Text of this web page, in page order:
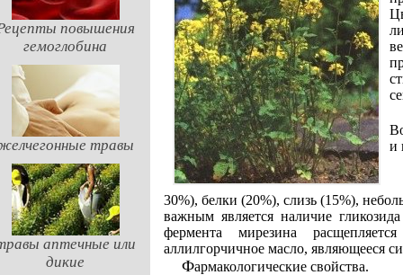
повышения
гемоглобина
травы
аптечные или
дикие
и
30%), белки (20%), слизь (15%),
важным является наличие
фермента мирезина
аллилгорчичное масло, являющееся
Фармакологические свойства.